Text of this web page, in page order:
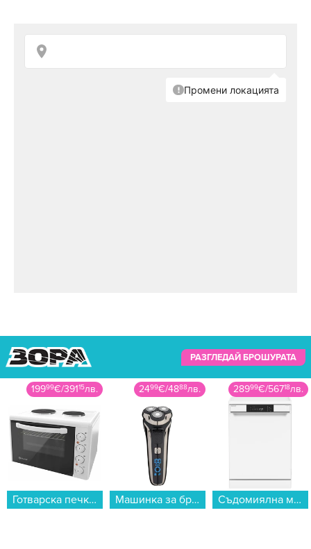
РАЗГЛЕДАЙ БРОШУРАТА
19999€/39115лв.
Готварска печка мини Елдом 203VFE-NEW , Бял...
2499€/4888лв.
Машинка за бръснене Finlux FRS-5501...
28999€/56718лв.
Съдомиялна машина Sharp QW–NA1BF47EW , 13 комплекта, 600 Ш, мм, E...